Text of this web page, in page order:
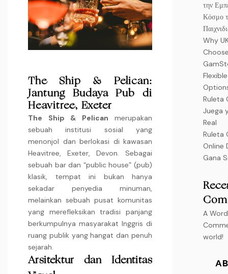
The Ship & Pelican:
Jantung Budaya Pub di
Heavitree, Exeter
The Ship & Pelican merupakan
sebuah institusi sosial yang
menonjol dan berlokasi di kawasan
Heavitree, Exeter, Devon. Sebagai
sebuah bar dan “public house” (pub)
klasik, tempat ini bukan hanya
sekadar penyedia minuman,
melainkan sebuah pusat komunitas
yang merefleksikan tradisi panjang
berkumpulnya masyarakat Inggris di
ruang publik yang hangat dan penuh
sejarah.
Arsitektur dan Identitas
την
Κόσμο
Why
Ruleta
Juega
Real
Ruleta
Online
Gana
A
world!